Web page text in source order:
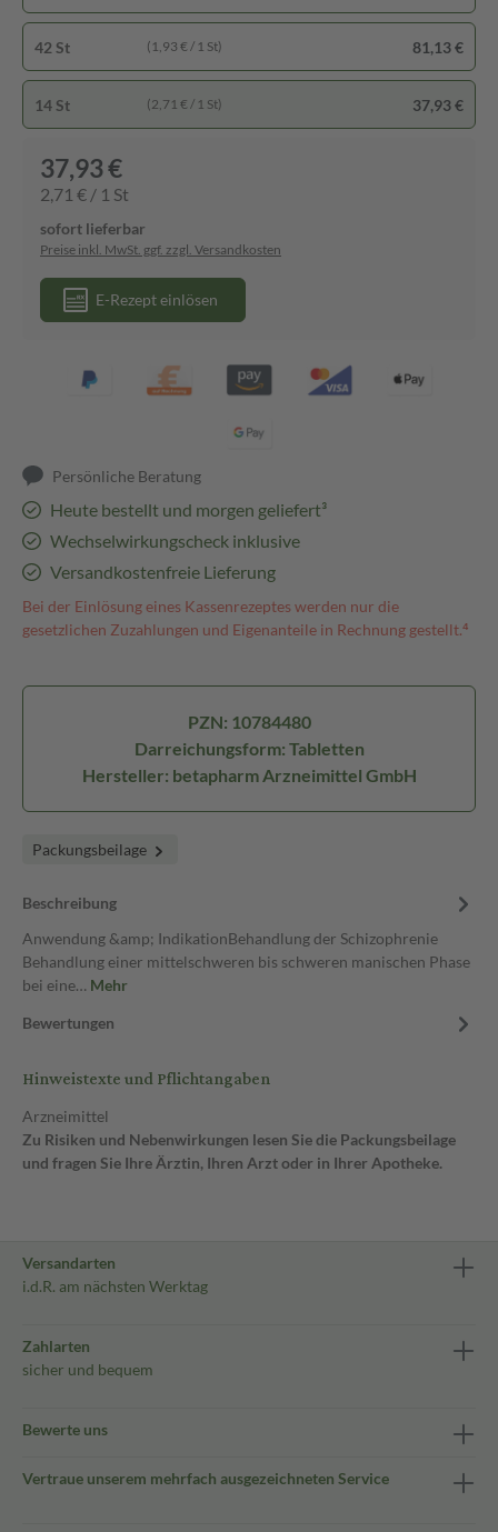
42 St (1,93 € / 1 St) 81,13 €
14 St (2,71 € / 1 St) 37,93 €
37,93 €
2,71 € / 1 St
sofort lieferbar
Preise inkl. MwSt. ggf. zzgl. Versandkosten
E-Rezept einlösen
Persönliche Beratung
Heute bestellt und morgen geliefert³
Wechselwirkungscheck inklusive
Versandkostenfreie Lieferung
Bei der Einlösung eines Kassenrezeptes werden nur die
gesetzlichen Zuzahlungen und Eigenanteile in Rechnung gestellt.⁴
PZN: 10784480
Darreichungsform: Tabletten
Hersteller: betapharm Arzneimittel GmbH
Packungsbeilage
Beschreibung
Anwendung &amp; IndikationBehandlung der Schizophrenie
Behandlung einer mittelschweren bis schweren manischen Phase
bei eine… Mehr
Bewertungen
Hinweistexte und Pflichtangaben
Arzneimittel
Zu Risiken und Nebenwirkungen lesen Sie die Packungsbeilage
und fragen Sie Ihre Ärztin, Ihren Arzt oder in Ihrer Apotheke.
Versandarten
i.d.R. am nächsten Werktag
Zahlarten
sicher und bequem
Bewerte uns
Vertraue unserem mehrfach ausgezeichneten Service